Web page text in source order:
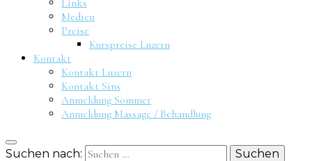
Links
Medien
Preise
Kurspreise Luzern
Kontakt
Kontakt Luzern
Kontakt Sins
Anmeldung Sommer
Anmeldung Massage / Behandlung
Suchen nach: